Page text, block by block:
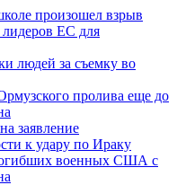
произошел взрыв
лидеров ЕС для
людей за съемку во
пролива еще до
заявление
к удару по Ираку
военных США с